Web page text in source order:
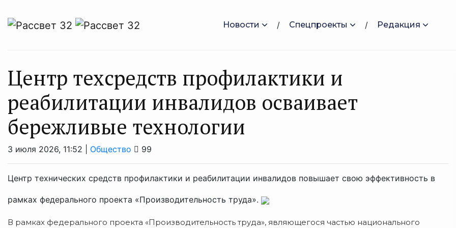
Новости Спецпроекты Редакция
Центр техсредств профилактики и
реабилитации инвалидов осваивает
бережливые технологии
3 июля 2026, 11:52 | Общество 99
Центр технических средств профилактики и реабилитации инвалидов повышает свою эффективность в
рамках федерального проекта «Производительность труда».
В рамках федерального проекта «Производительность труда», являющегося частью национального